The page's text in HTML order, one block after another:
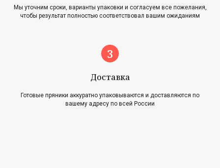
Мы уточним сроки, варианты упаковки и согласуем все пожелания,
чтобы результат полностью соответствовал вашим ожиданиям
Доставка
Готовые пряники аккуратно упаковываются и доставляются по
вашему адресу по всей России
Новости